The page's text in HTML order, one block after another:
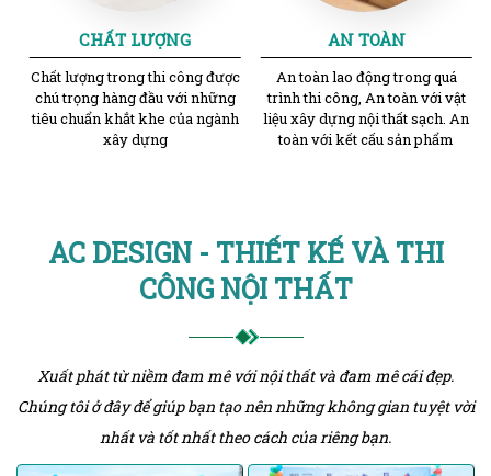
CHẤT LƯỢNG
Chất lượng trong thi công được
chú trọng hàng đầu với những
tiêu chuẩn khắt khe của ngành
xây dựng
AN TOÀN
An toàn lao động trong quá
trình thi công, An toàn với vật
liệu xây dựng nội thất sạch. An
toàn với kết cấu sản phẩm
AC DESIGN - THIẾT KẾ VÀ THI
CÔNG NỘI THẤT
Xuất phát từ niềm đam mê với nội thất và đam mê cái đẹp.
Chúng tôi ở đây để giúp bạn tạo nên những không gian tuyệt vời
nhất và tốt nhất theo cách của riêng bạn.